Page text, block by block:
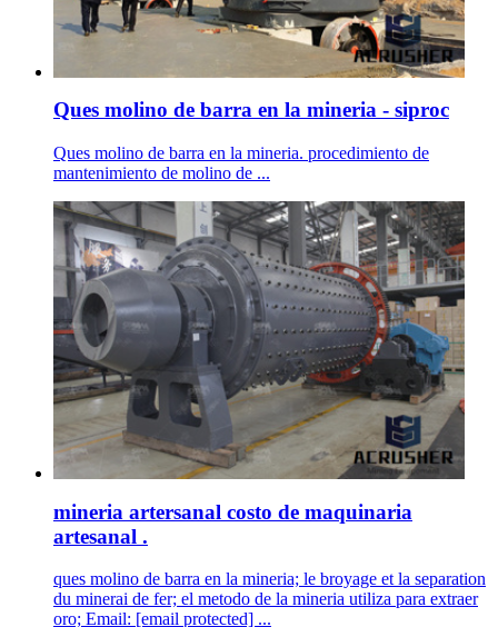
Ques molino de barra en la mineria - siproc
Ques molino de barra en la mineria. procedimiento de
mantenimiento de molino de ...
mineria artersanal costo de maquinaria
artesanal .
ques molino de barra en la mineria; le broyage et la separation
du minerai de fer; el metodo de la mineria utiliza para extraer
oro; Email: [email protected] ...